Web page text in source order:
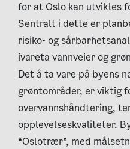
for at Oslo kan utvikles
Sentralt i dette er
risiko- og
ivareta vannveier og
Det å ta vare på byens
grøntområder, er viktig
overvannshåndtering,
opplevelseskvaliteter.
“Oslotrær”, med